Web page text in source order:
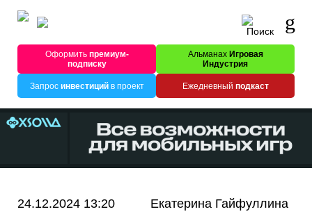
Оформитьпремиум-
подписку
Альманах Игровая
Индустрия
Запрос инвестицийв проект Ежедневный подкаст
24.12.2024 13:20 Екатерина Гайфуллина